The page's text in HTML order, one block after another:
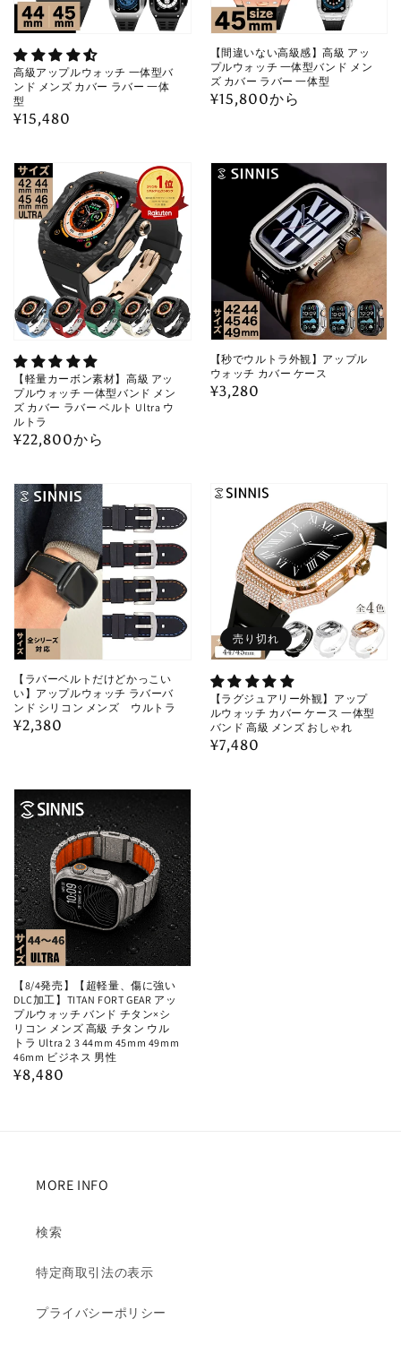
高級アップルウォッチ 一体型バ
ンド メンズ カバー ラバー 一体
型
通
価
格
¥15,480
【間違いない高級感】高級 アッ
プルウォッチ 一体型バンド メン
ズ カバー ラバー 一体型
通
格
¥15,800から
【軽量カーボン素材】高級 アッ
プルウォッチ 一体型バンド メン
ズ カバー ラバー ベルト Ultra ウ
ルトラ
通
価
格
¥22,800から
【秒でウルトラ外観】アップル
ウォッチ カバー ケース
通
¥3,280
【ラバーベルトだけどかっこい
い】アップルウォッチ ラバーバ
ンド シリコン メンズ ウルトラ
通
格
¥2,380
【ラグジュアリー外観】アップ
ルウォッチ カバー ケース 一体型
バンド 高級 メンズ おしゃれ
通
¥7,480
売り切れ
【8/4発売】【超軽量、傷に強い
DLC加工】TITAN FORT GEAR アッ
プルウォッチ バンド チタン×シ
リコン メンズ 高級 チタン ウル
トラ Ultra 2 3 44mm 45mm 49mm
46mm ビジネス 男性
通
¥8,480
MORE INFO
検索
特定商取引法の表示
プライバシーポリシー